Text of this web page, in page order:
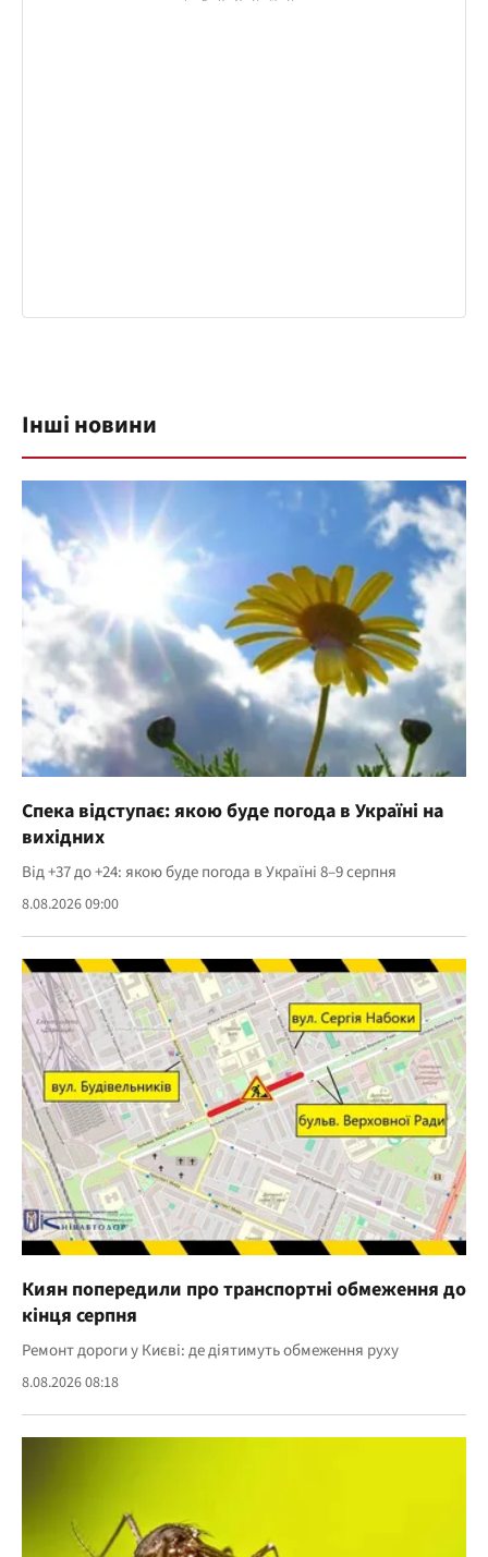
Інші новини
Спека відступає: якою буде погода в Україні на
вихідних
Від +37 до +24: якою буде погода в Україні 8–9 серпня
8.08.2026 09:00
Киян попередили про транспортні обмеження до
кінця серпня
Ремонт дороги у Києві: де діятимуть обмеження руху
8.08.2026 08:18